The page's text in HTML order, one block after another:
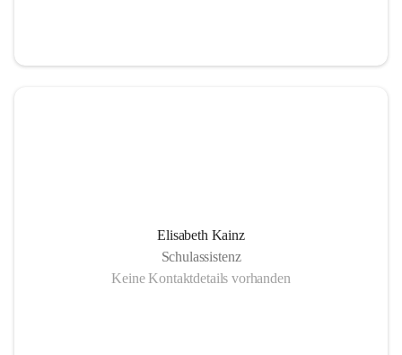
Elisabeth Kainz
Schulassistenz
Keine Kontaktdetails vorhanden